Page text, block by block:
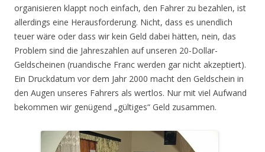
organisieren klappt noch einfach, den Fahrer zu bezahlen, ist
allerdings eine Herausforderung. Nicht, dass es unendlich
teuer wäre oder dass wir kein Geld dabei hätten, nein, das
Problem sind die Jahreszahlen auf unseren 20-Dollar-
Geldscheinen (ruandische Franc werden gar nicht akzeptiert).
Ein Druckdatum vor dem Jahr 2000 macht den Geldschein in
den Augen unseres Fahrers als wertlos. Nur mit viel Aufwand
bekommen wir genügend „gültiges“ Geld zusammen.